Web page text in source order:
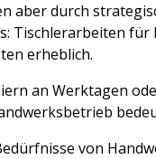
durch
Tischlerarbeiten
erheblich.
an Werktagen
von